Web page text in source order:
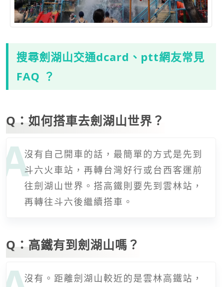
搜尋劍湖山交通dcard、ptt網友常見
FAQ ？
Q：如何搭車去劍湖山世界？
沒有自己開車的話，最簡單的方式是先到
斗六火車站，再轉台灣好行或台西客運前
往劍湖山世界。搭高鐵則要先到雲林站，
再轉往斗六後繼續搭車。
Q：高鐵有到劍湖山嗎？
沒有。距離劍湖山較近的是雲林高鐵站，